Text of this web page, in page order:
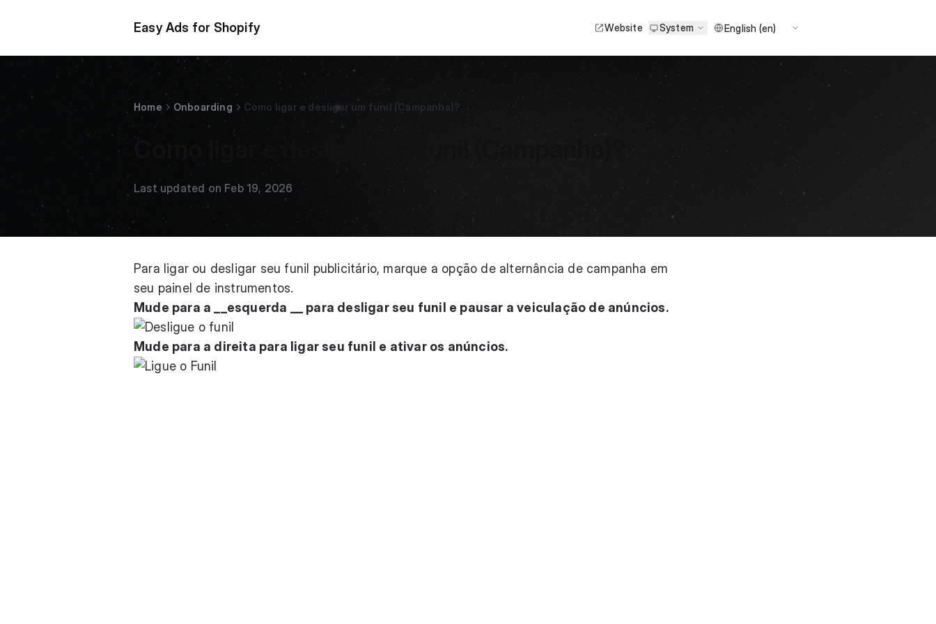
Easy Ads for Shopify Website System
Home Onboarding Como ligar e desligar um funil (Campanha)?
Como ligar e desligar um funil (Campanha)?
Last updated on Feb 19, 2026
Para ligar ou desligar seu funil publicitário, marque a opção de alternância de campanha em
seu painel de instrumentos.
Mude para a __esquerda __ para desligar seu funil e pausar a veiculação de anúncios.
Mude para a direita para ligar seu funil e ativar os anúncios.